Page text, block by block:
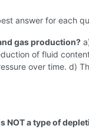
answer for each
gas production?
of fluid
over time. d)
NOT a type of